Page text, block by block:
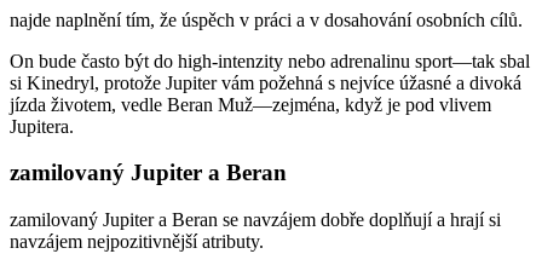
najde naplnění tím, že úspěch v práci a v dosahování osobních cílů.
On bude často být do high-intenzity nebo adrenalinu sport—tak sbal
si Kinedryl, protože Jupiter vám požehná s nejvíce úžasné a divoká
jízda životem, vedle Beran Muž—zejména, když je pod vlivem
Jupitera.
zamilovaný Jupiter a Beran
zamilovaný Jupiter a Beran se navzájem dobře doplňují a hrají si
navzájem nejpozitivnější atributy.